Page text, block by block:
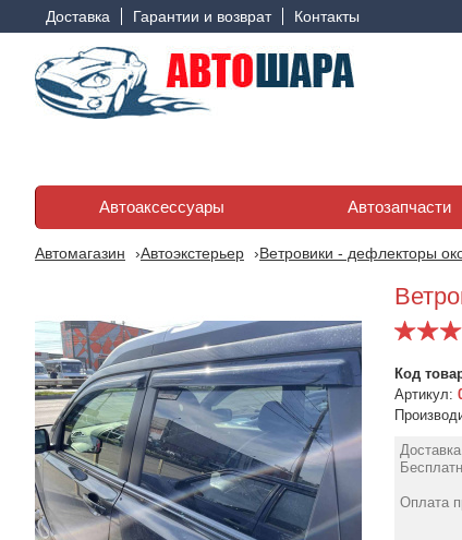
Доставка Гарантии и возврат Контакты
Автоаксессуары Автозапчасти
Автомагазин Автоэкстерьер Ветровики - дефлекторы
Код
Артикул:
Оплата